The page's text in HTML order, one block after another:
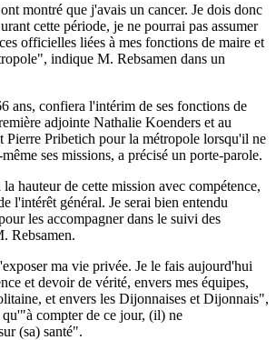
montré que j'avais un cancer. Je dois donc
cette période, je ne pourrai pas assumer
officielles liées à mes fonctions de maire et
indique M. Rebsamen dans un
ans, confiera l'intérim de ses fonctions de
adjointe Nathalie Koenders et au
Pierre Pribetich pour la métropole lorsqu'il ne
ses missions, a précisé un porte-parole.
hauteur de cette mission avec compétence,
l'intérêt général. Je serai bien entendu
les accompagner dans le suivi des
Rebsamen.
ma vie privée. Je le fais aujourd'hui
et devoir de vérité, envers mes équipes,
et envers les Dijonnaises et Dijonnais",
compter de ce jour, (il) ne
(sa) santé".